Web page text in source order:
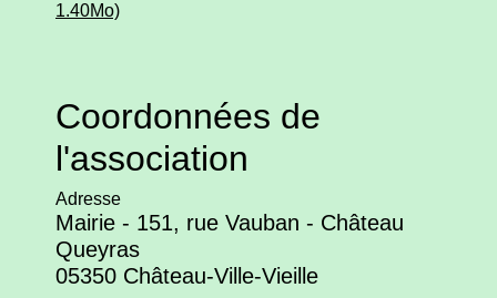
1.40Mo)
Coordonnées de
l'association
Adresse
Mairie - 151, rue Vauban - Château
Queyras
05350 Château-Ville-Vieille